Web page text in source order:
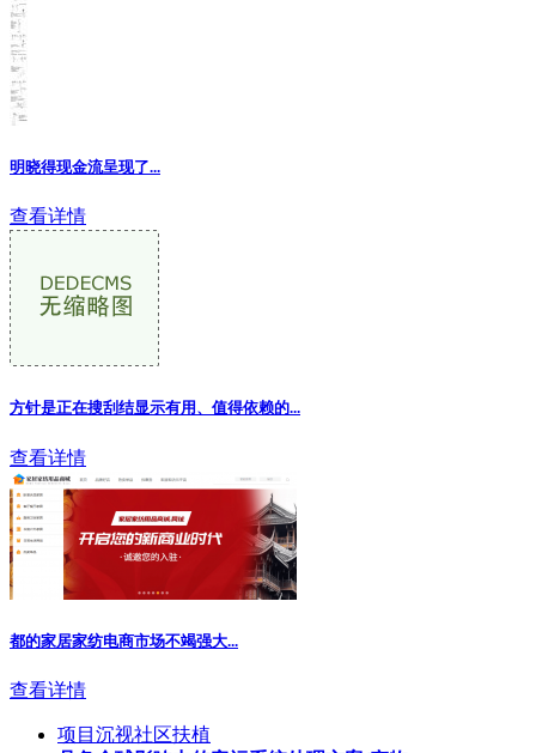
明晓得现金流呈现了...
查看详情
方针是正在搜刮结显示有用、值得依赖的...
查看详情
都的家居家纺电商市场不竭强大...
查看详情
项目沉视社区扶植